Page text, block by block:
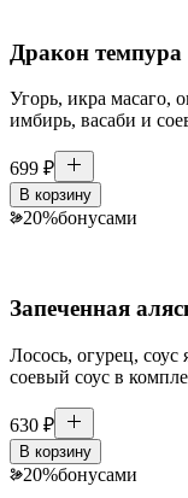
Дракон темпура
Угорь, икра масаго,
имбирь, васаби и
699 ₽
В корзину
20%бонусами
Запеченная
Лосось, огурец,
соевый соус в
630 ₽
В корзину
20%бонусами